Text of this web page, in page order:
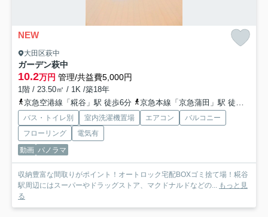
NEW
大田区萩中
ガーデン萩中
10.2万円 管理/共益費5,000円
1階 / 23.50㎡ / 1K /築18年
京急空港線「糀谷」駅 徒歩6分
京急本線「京急蒲田」駅 徒歩16分
バス・トイレ別 室内洗濯機置場 エアコン
バルコニー
フローリング
電気有
動画 パノラマ
収納豊富な間取りがポイント！オートロック宅配BOXゴミ捨て場！糀谷
駅周辺にはスーパーやドラッグストア、マクドナルドなどの... もっと見
る